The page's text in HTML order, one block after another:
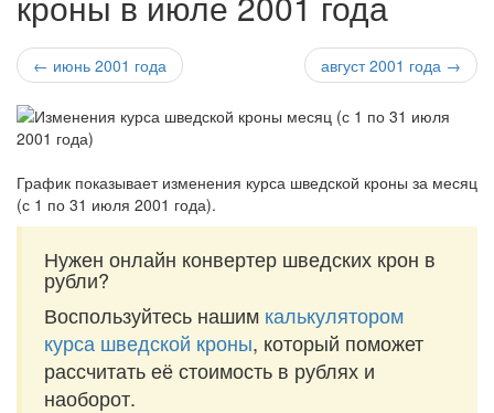
← июнь 2001 года август 2001 года →
График показывает изменения курса шведской кроны за месяц
(с 1 по 31 июля 2001 года).
Нужен онлайн конвертер шведских крон в
рубли?
Воспользуйтесь нашим калькулятором
курса шведской кроны, который поможет
рассчитать её стоимость в рублях и
наоборот.